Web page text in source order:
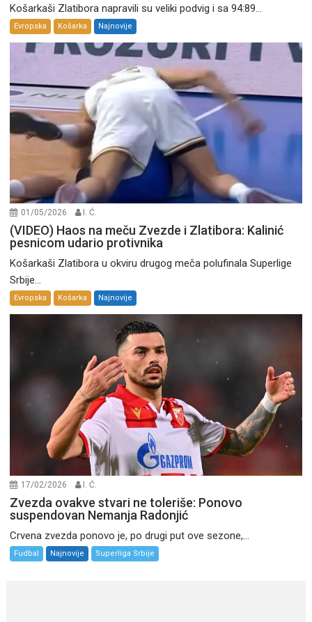
Košarkaši Zlatibora napravili su veliki podvig i sa 94:89...
Evropska Košarka Najnovije
01/05/2026 I. Ć.
(VIDEO) Haos na meču Zvezde i Zlatibora: Kalinić
pesnicom udario protivnika
Košarkaši Zlatibora u okviru drugog meča polufinala Superlige
Srbije...
Evropska Košarka Najnovije
17/02/2026 I. Ć.
Zvezda ovakve stvari ne toleriše: Ponovo
suspendovan Nemanja Radonjić
Crvena zvezda ponovo je, po drugi put ove sezone,...
Fudbal Najnovije Superliga Srbije